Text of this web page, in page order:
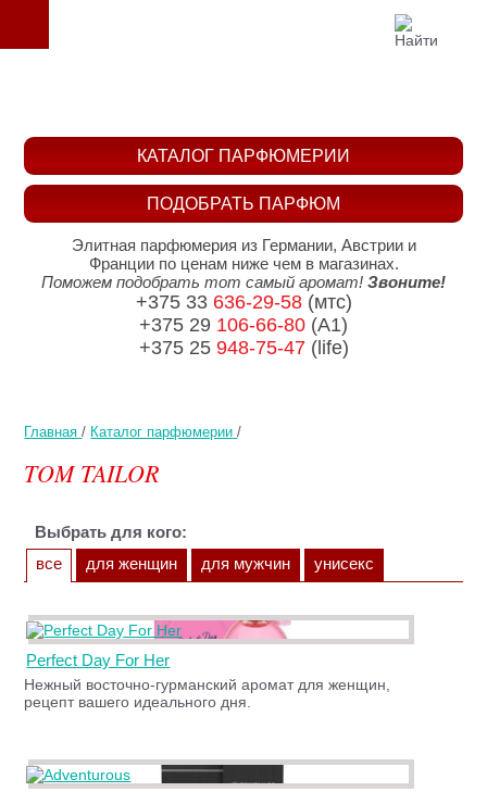
Главная / Каталог парфюмерии /
TOM TAILOR
Выбрать для кого:
все
для женщин для мужчин унисекс
Perfect Day For Her
Нежный восточно-гурманский аромат для женщин,
рецепт вашего идеального дня.
ПОДОБРАТЬ ПАРФЮМ
КАТАЛОГ ПАРФЮМЕРИИ
Элитная парфюмерия из Германии, Австрии и
Франции по ценам ниже чем в магазинах.
Поможем подобрать тот самый аромат! Звоните!
+375 33 636-29-58(мтс)
+375 29 106-66-80 (A1)
+375 25 948-75-47(life)